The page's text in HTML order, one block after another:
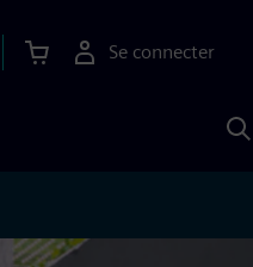
Se connecter